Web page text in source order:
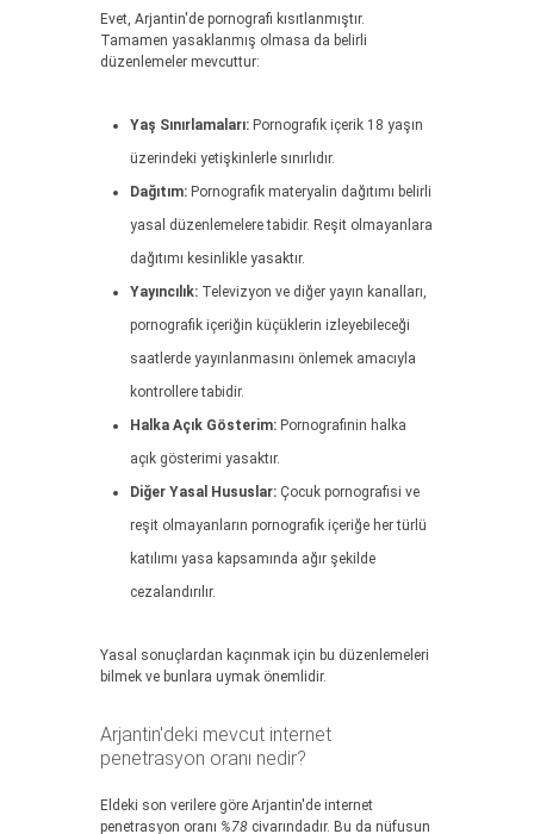
Evet, Arjantin'de pornografi kısıtlanmıştır.
Tamamen yasaklanmış olmasa da belirli
düzenlemeler mevcuttur:
Yaş Sınırlamaları: Pornografik içerik 18 yaşın
üzerindeki yetişkinlerle sınırlıdır.
Dağıtım: Pornografik materyalin dağıtımı belirli
yasal düzenlemelere tabidir. Reşit olmayanlara
dağıtımı kesinlikle yasaktır.
Yayıncılık: Televizyon ve diğer yayın kanalları,
pornografik içeriğin küçüklerin izleyebileceği
saatlerde yayınlanmasını önlemek amacıyla
kontrollere tabidir.
Halka Açık Gösterim: Pornografinin halka
açık gösterimi yasaktır.
Diğer Yasal Hususlar: Çocuk pornografisi ve
reşit olmayanların pornografik içeriğe her türlü
katılımı yasa kapsamında ağır şekilde
cezalandırılır.
Yasal sonuçlardan kaçınmak için bu düzenlemeleri
bilmek ve bunlara uymak önemlidir.
Arjantin'deki mevcut internet
penetrasyon oranı nedir?
Eldeki son verilere göre Arjantin'de internet
penetrasyon oranı %78 civarındadır. Bu da nüfusun